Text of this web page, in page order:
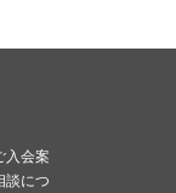
入会案
談につ